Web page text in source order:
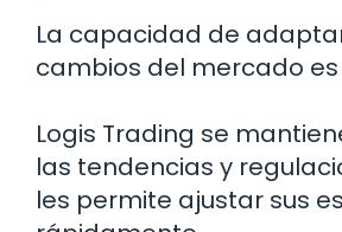
La capacidad de
cambios del mercado es
Logis Trading se
las tendencias y
les permite ajustar sus